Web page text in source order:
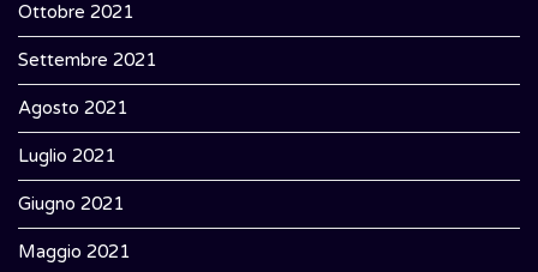
Ottobre 2021
Settembre 2021
Agosto 2021
Luglio 2021
Giugno 2021
Maggio 2021